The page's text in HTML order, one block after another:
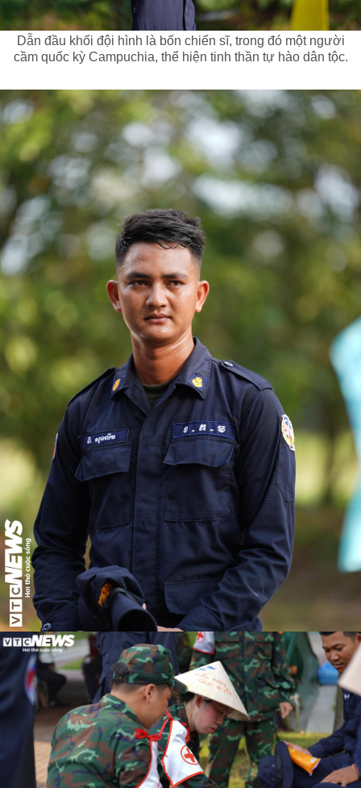
Dẫn đầu khối đội hình là bốn chiến sĩ, trong đó một người
cầm quốc kỳ Campuchia, thể hiện tinh thần tự hào dân tộc.